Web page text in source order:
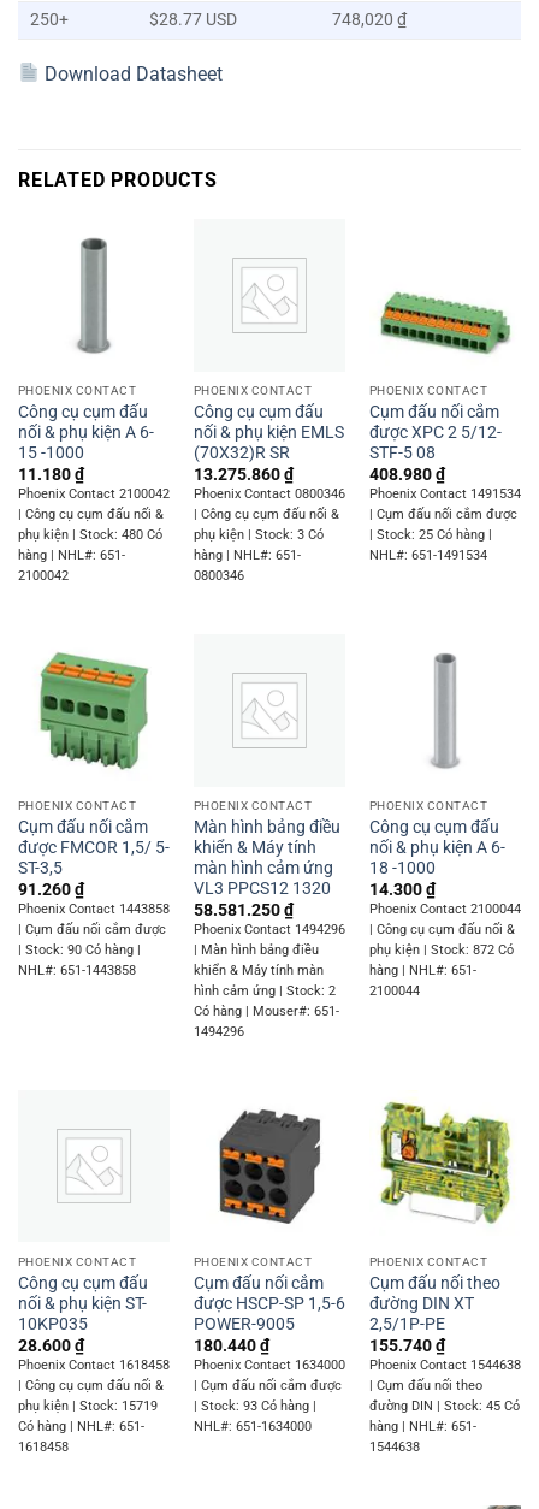
250+ $28.77 USD 748,020 ₫
Download Datasheet
RELATED PRODUCTS
PHOENIX CONTACT
Công cụ cụm đấu
nối & phụ kiện A 6-
15 -1000
11.180₫
Phoenix Contact 2100042
| Công cụ cụm đấu nối &
phụ kiện | Stock: 480 Có
hàng | NHL#: 651-
2100042
PHOENIX CONTACT
Công cụ cụm đấu
nối & phụ kiện EMLS
(70X32)R SR
13.275.860₫
Phoenix Contact 0800346
| Công cụ cụm đấu nối &
phụ kiện | Stock: 3 Có
hàng | NHL#: 651-
0800346
PHOENIX CONTACT
Cụm đấu nối cắm
được XPC 2 5/12-
STF-5 08
408.980₫
Phoenix Contact 1491534
| Cụm đấu nối cắm được
| Stock: 25 Có hàng |
NHL#: 651-1491534
PHOENIX CONTACT
Cụm đấu nối cắm
được FMCOR 1,5/ 5-
ST-3,5
91.260₫
Phoenix Contact 1443858
| Cụm đấu nối cắm được
| Stock: 90 Có hàng |
NHL#: 651-1443858
PHOENIX CONTACT
Màn hình bảng điều
khiển & Máy tính
màn hình cảm ứng
VL3 PPCS12 1320
58.581.250₫
Phoenix Contact 1494296
| Màn hình bảng điều
khiển & Máy tính màn
hình cảm ứng | Stock: 2
Có hàng | Mouser#: 651-
1494296
PHOENIX CONTACT
Công cụ cụm đấu
nối & phụ kiện A 6-
18 -1000
14.300₫
Phoenix Contact 2100044
| Công cụ cụm đấu nối &
phụ kiện | Stock: 872 Có
hàng | NHL#: 651-
2100044
PHOENIX CONTACT
Công cụ cụm đấu
nối & phụ kiện ST-
10KP035
28.600₫
Phoenix Contact 1618458
| Công cụ cụm đấu nối &
phụ kiện | Stock: 15719
Có hàng | NHL#: 651-
1618458
PHOENIX CONTACT
Cụm đấu nối cắm
được HSCP-SP 1,5-6
POWER-9005
180.440₫
Phoenix Contact 1634000
| Cụm đấu nối cắm được
| Stock: 93 Có hàng |
NHL#: 651-1634000
PHOENIX CONTACT
Cụm đấu nối theo
đường DIN XT
2,5/1P-PE
155.740₫
Phoenix Contact 1544638
| Cụm đấu nối theo
đường DIN | Stock: 45 Có
hàng | NHL#: 651-
1544638